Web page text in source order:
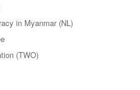
in Myanmar (NL)
(TWO)